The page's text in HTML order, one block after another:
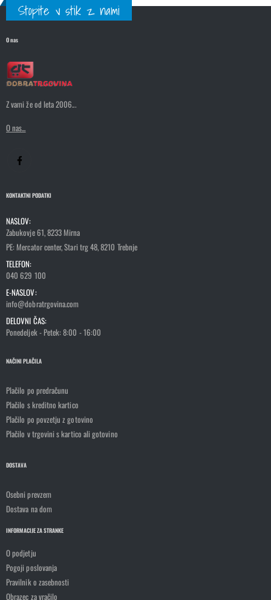
Stopite v stik z nami
O nas
Z vami že od leta 2006...
O nas...
KONTAKTNI PODATKI
NASLOV:
Zabukovje 61, 8233 Mirna
PE: Mercator center, Stari trg 48, 8210 Trebnje
TELEFON:
040 629 100
E-NASLOV:
info@dobratrgovina.com
DELOVNI ČAS:
Ponedeljek - Petek: 8:00 - 16:00
NAČINI PLAČILA
Plačilo po predračunu
Plačilo s kreditno kartico
Plačilo po povzetju z gotovino
Plačilo v trgovini s kartico ali gotovino
DOSTAVA
Osebni prevzem
Dostava na dom
INFORMACIJE ZA STRANKE
O podjetju
Pogoji poslovanja
Pravilnik o zasebnosti
Obrazec za vračilo